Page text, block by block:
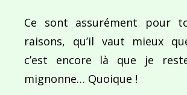
Ce sont assurément pour
raisons, qu’il vaut mieux
c’est encore là que je
mignonne… Quoique !